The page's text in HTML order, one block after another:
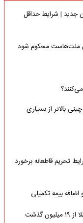
جدید | شرایط حداقل
ملت‌هاست محکوم شود
چینی بالاتر از بسیاری
تحریم قاطعانه برخورد
بیمه تکمیلی